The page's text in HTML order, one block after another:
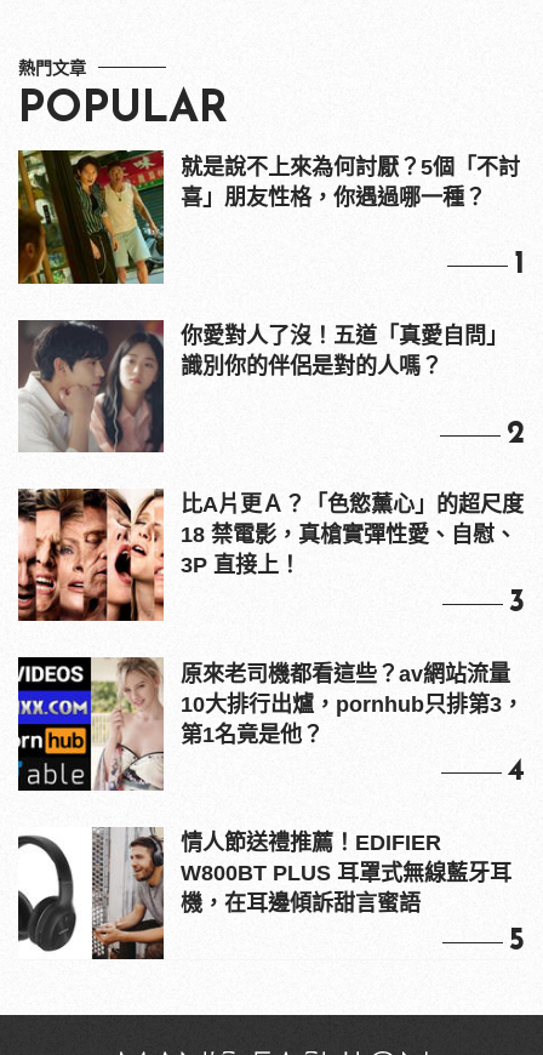
熱門文章
POPULAR
就是說不上來為何討厭？5個「不討
喜」朋友性格，你遇過哪一種？
1
你愛對人了沒！五道「真愛自問」
識別你的伴侶是對的人嗎？
2
比A片更Ａ？「色慾薰心」的超尺度
18 禁電影，真槍實彈性愛、自慰、
3P 直接上！
3
原來老司機都看這些？av網站流量
10大排行出爐，pornhub只排第3，
第1名竟是他？
4
情人節送禮推薦！EDIFIER
W800BT PLUS 耳罩式無線藍牙耳
機，在耳邊傾訴甜言蜜語
5